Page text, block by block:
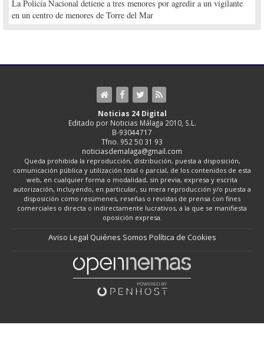
La Policía Nacional detiene a tres menores por agredir a un vigilante
en un centro de menores de Torre del Mar
Noticias 24 Digital
Editado por Noticias Málaga 2010, S.L.
B-93044717
Tfno. 952 50 31 93
noticiasdemalaga@gmail.com
Queda prohibida la reproducción, distribución, puesta a disposición,
comunicación pública y utilización total o parcial, de los contenidos de esta
web, en cualquier forma o modalidad, sin previa, expresa y escrita
autorización, incluyendo, en particular, su mera reproducción y/o puesta a
disposición como resúmenes, reseñas o revistas de prensa con fines
comerciales o directa o indirectamente lucrativos, a la que se manifiesta
oposición expresa.
Aviso Legal Quiénes Somos Política de Cookies